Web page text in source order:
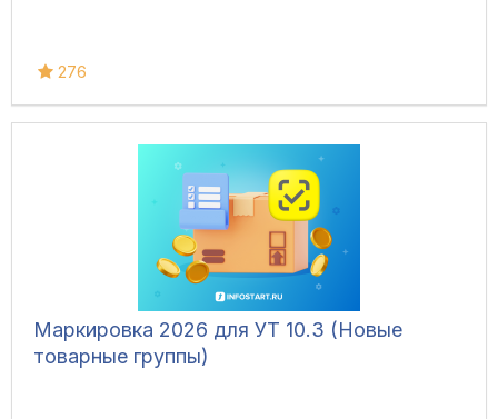
276
Маркировка 2026 для УТ 10.3 (Новые
товарные группы)